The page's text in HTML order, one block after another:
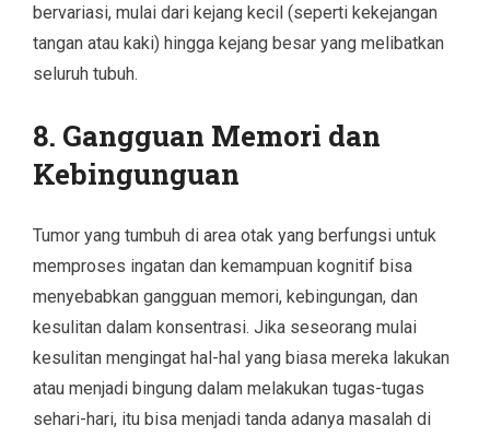
bervariasi, mulai dari kejang kecil (seperti kekejangan
tangan atau kaki) hingga kejang besar yang melibatkan
seluruh tubuh.
8. Gangguan Memori dan
Kebingunguan
Tumor yang tumbuh di area otak yang berfungsi untuk
memproses ingatan dan kemampuan kognitif bisa
menyebabkan gangguan memori, kebingungan, dan
kesulitan dalam konsentrasi. Jika seseorang mulai
kesulitan mengingat hal-hal yang biasa mereka lakukan
atau menjadi bingung dalam melakukan tugas-tugas
sehari-hari, itu bisa menjadi tanda adanya masalah di